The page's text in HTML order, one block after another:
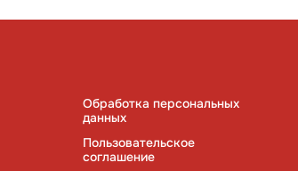
Обработка персональных
данных
Пользовательское
соглашение